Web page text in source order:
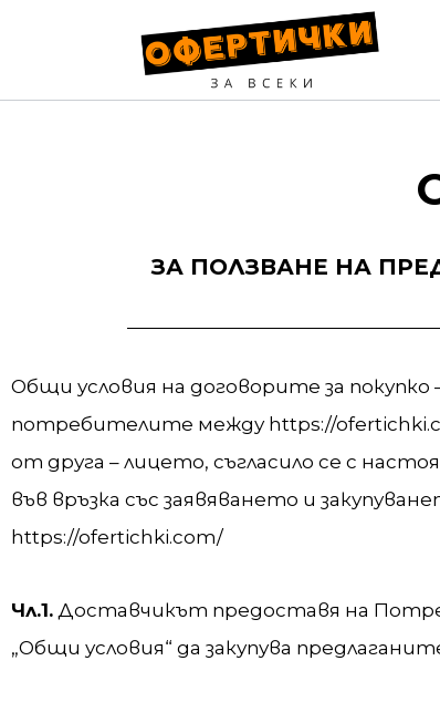
ЗА ПОЛЗВАНЕ НА
Oбщи условия на договорите за
потребителите между https://
от друга – лицето, съгласило се с
във връзка със заявяването и
https://ofertichki.com/
Чл.1. Доставчикът предоставя на
„Общи условия“ да закупува